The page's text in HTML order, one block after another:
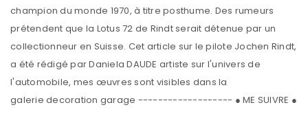
champion du monde 1970, à titre posthume. Des rumeurs
prétendent que la Lotus 72 de Rindt serait détenue par un
collectionneur en Suisse. Cet article sur le pilote Jochen Rindt,
a été rédigé par Daniela DAUDE artiste sur l'univers de
l'automobile, mes œuvres sont visibles dans la
galerie decoration garage ------------------- ● ME SUIVRE ●